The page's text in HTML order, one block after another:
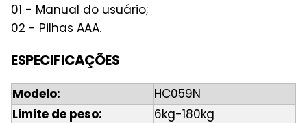
01 - Manual do usuário;
02 - Pilhas AAA.
ESPECIFICAÇÕES
Modelo:
HC059N
Limite de peso:
6kg-180kg